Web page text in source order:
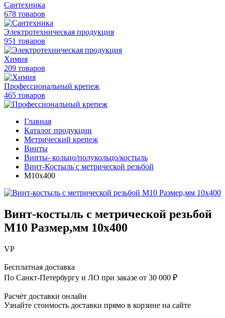
Сантехника
678 товаров
Электротехническая продукция
951 товаров
Химия
209 товаров
Профессиональный крепеж
465 товаров
Главная
Каталог продукции
Метрический крепеж
Винты
Винты- кольцо/полукольцо/костыль
Винт-Костыль с метрической резьбой
М10х400
Винт-костыль с метрической резьбой
М10 Размер,мм 10х400
VP
Бесплатная доставка
По Санкт-Петербургу и ЛО при заказе от 30 000 ₽
Расчёт доставки онлайн
Узнайте стоимость доставки прямо в корзине на сайте